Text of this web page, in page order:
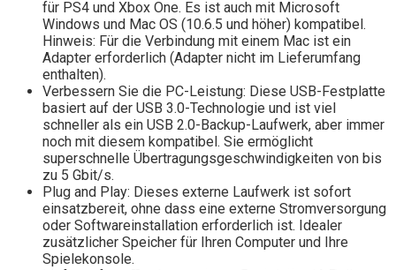
für PS4 und Xbox One. Es ist auch mit Microsoft
Windows und Mac OS (10.6.5 und höher) kompatibel.
Hinweis: Für die Verbindung mit einem Mac ist ein
Adapter erforderlich (Adapter nicht im Lieferumfang
enthalten).
Verbessern Sie die PC-Leistung: Diese USB-Festplatte
basiert auf der USB 3.0-Technologie und ist viel
schneller als ein USB 2.0-Backup-Laufwerk, aber immer
noch mit diesem kompatibel. Sie ermöglicht
superschnelle Übertragungsgeschwindigkeiten von bis
zu 5 Gbit/s.
Plug and Play: Dieses externe Laufwerk ist sofort
einsatzbereit, ohne dass eine externe Stromversorgung
oder Softwareinstallation erforderlich ist. Idealer
zusätzlicher Speicher für Ihren Computer und Ihre
Spielekonsole.